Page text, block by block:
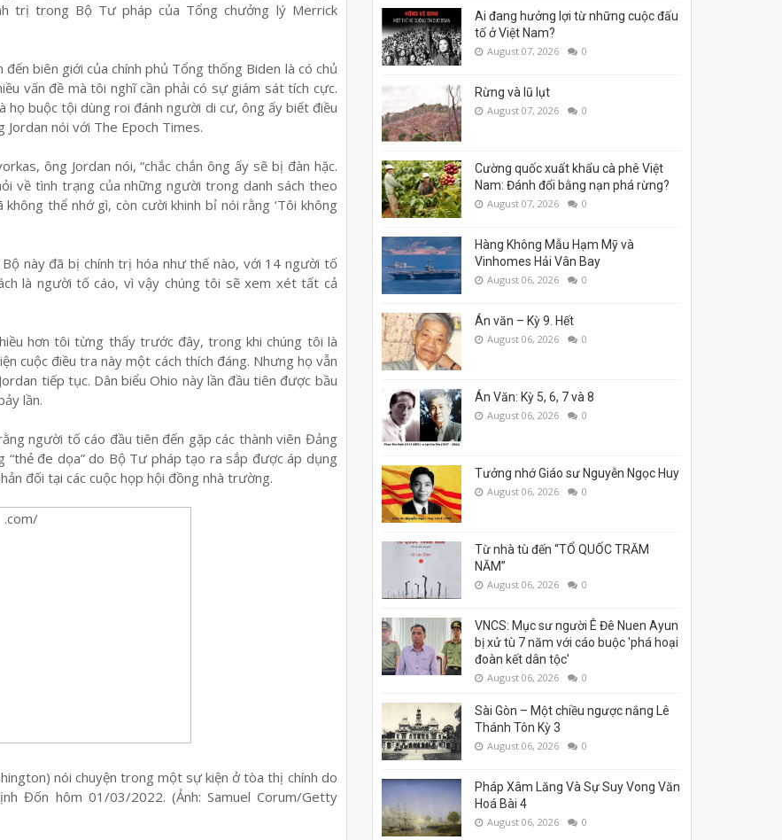
trị trong Bộ Tư pháp của Tổng chưởng lý Merrick
biên giới của chính phủ Tổng thống Biden là có chủ
vấn đề mà tôi nghĩ cần phải có sự giám sát tích cực.
họ buộc tội dùng roi đánh người di cư, ông ấy biết điều
nói với The Epoch Times.
ông Jordan nói, “chắc chắn ông ấy sẽ bị đàn hặc.
về tình trạng của những người trong danh sách theo
thể nhớ gì, còn cười khinh bỉ nói rằng ‘Tôi không
này đã bị chính trị hóa như thế nào, với 14 người tố
là người tố cáo, vì vậy chúng tôi sẽ xem xét tất cả
hơn tôi từng thấy trước đây, trong khi chúng tôi là
cuộc điều tra này một cách thích đáng. Nhưng họ vẫn
tiếp tục. Dân biểu Ohio này lần đầu tiên được bầu
lần.
người tố cáo đầu tiên đến gặp các thành viên Đảng
đe dọa” do Bộ Tư pháp tạo ra sắp được áp dụng
đối tại các cuộc họp hội đồng nhà trường.
nói chuyện trong một sự kiện ở tòa thị chính do
Đốn hôm 01/03/2022. (Ảnh: Samuel Corum/Getty
Ai đang hưởng lợi từ những cuộc đấu
tố ở Việt Nam?
August 07, 2026 0
Rừng và lũ lụt
August 07, 2026 0
Cường quốc xuất khẩu cà phê Việt
Nam: Đánh đổi bằng nạn phá rừng?
August 07, 2026 0
Hàng Không Mẫu Hạm Mỹ và
Vinhomes Hải Vân Bay
August 06, 2026 0
Án văn – Kỳ 9. Hết
August 06, 2026 0
Án Văn: Kỳ 5, 6, 7 và 8
August 06, 2026 0
Tưởng nhớ Giáo sư Nguyễn Ngọc Huy
August 06, 2026 0
Từ nhà tù đến “TỔ QUỐC TRĂM
NĂM”
August 06, 2026 0
VNCS: Mục sư người Ê Đê Nuen Ayun
bị xử tù 7 năm với cáo buộc 'phá hoại
đoàn kết dân tộc'
August 06, 2026 0
Sài Gòn – Một chiều ngược nắng Lê
Thánh Tôn Kỳ 3
August 06, 2026 0
Pháp Xâm Lăng Và Sự Suy Vong Văn
Hoá Bài 4
August 06, 2026 0